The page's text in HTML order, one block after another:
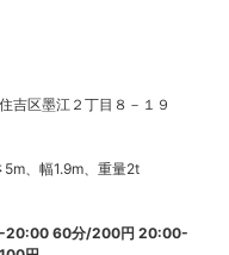
吉区墨江２丁目８－１９
、幅1.9m、重量2t
20:00 60分/200円 20:00-